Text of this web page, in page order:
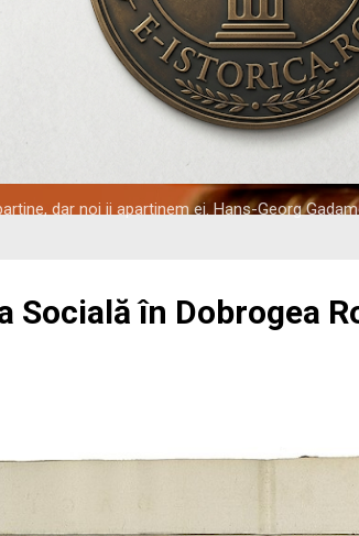
dar noi ii apartinem ei. Hans-Georg
Socială în Dobrogea